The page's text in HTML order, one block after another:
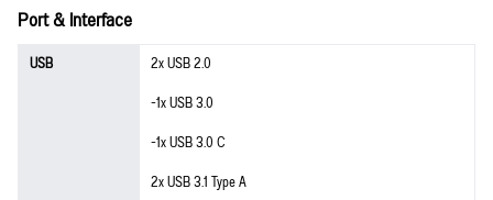
Port & Interface
USB
2x USB 2.0
-1x USB 3.0
-1x USB 3.0 C
2x USB 3.1 Type A